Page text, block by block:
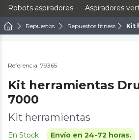
Robots aspiradores Aspiradores
Repuestos Repuestos fitness Kit
Referencia: 79365
Kit herramientas
7000
Kit herramientas
En Stock Envío en 24-72 horas.